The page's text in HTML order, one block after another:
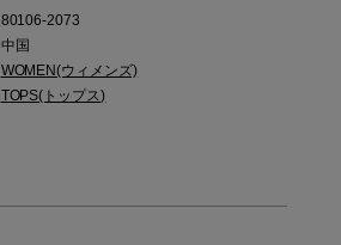
80106-2073
中国
WOMEN(ウィメンズ)
TOPS(トップス)